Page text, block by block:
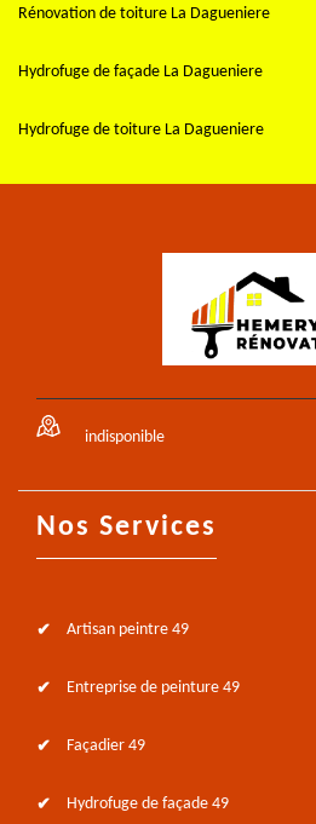
Rénovation de toiture La Dagueniere
Hydrofuge de façade La Dagueniere
Hydrofuge de toiture La Dagueniere
indisponible
Nos Services
Artisan peintre 49
Entreprise de peinture 49
Façadier 49
Hydrofuge de façade 49